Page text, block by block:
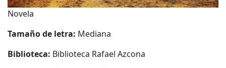
Novela
Tamaño de letra: Mediana
Biblioteca: Biblioteca Rafael Azcona